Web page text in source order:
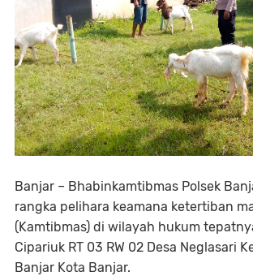
Banjar – Bhabinkamtibmas Polsek
rangka pelihara keamana ketertiban
(Kamtibmas) di wilayah hukum
Cipariuk RT 03 RW 02 Desa Neglasari
Banjar Kota Banjar.